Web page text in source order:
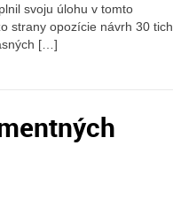
svoju úlohu v tomto
strany opozície návrh 30 tich
[…]